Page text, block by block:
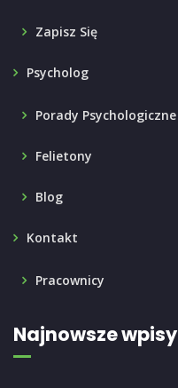
Zapisz Się
Psycholog
Porady Psychologiczne
Felietony
Blog
Kontakt
Pracownicy
Najnowsze wpisy